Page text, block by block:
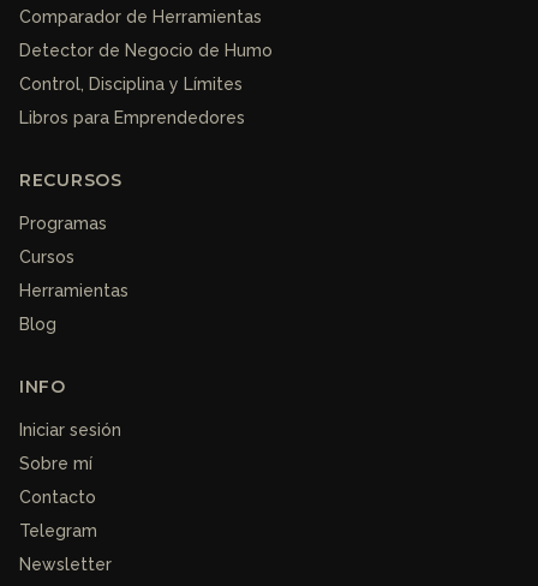
Comparador de Herramientas
Detector de Negocio de Humo
Control, Disciplina y Límites
Libros para Emprendedores
RECURSOS
Programas
Cursos
Herramientas
Blog
INFO
Iniciar sesión
Sobre mí
Contacto
Telegram
Newsletter